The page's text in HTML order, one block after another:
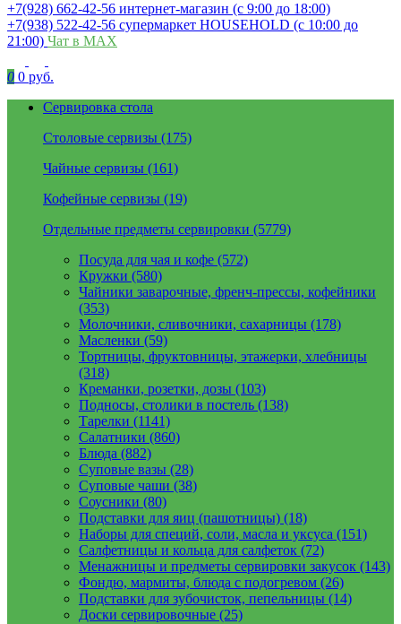
+7(928) 662-42-56 интернет-магазин (с 9:00 до 18:00)
+7(938) 522-42-56 супермаркет HOUSEHOLD (с 10:00 до
21:00) Чат в MAX
0 0 руб.
Сервировка стола
Столовые сервизы (175)
Чайные сервизы (161)
Кофейные сервизы (19)
Отдельные предметы сервировки (5779)
Посуда для чая и кофе (572)
Кружки (580)
Чайники заварочные, френч-прессы, кофейники
(353)
Молочники, сливочники, сахарницы (178)
Масленки (59)
Тортницы, фруктовницы, этажерки, хлебницы
(318)
Креманки, розетки, дозы (103)
Подносы, столики в постель (138)
Тарелки (1141)
Салатники (860)
Блюда (882)
Суповые вазы (28)
Суповые чаши (38)
Соусники (80)
Подставки для яиц (пашотницы) (18)
Наборы для специй, соли, масла и уксуса (151)
Салфетницы и кольца для салфеток (72)
Менажницы и предметы сервировки закусок (143)
Фондю, мармиты, блюда с подогревом (26)
Подставки для зубочисток, пепельницы (14)
Доски сервировочные (25)